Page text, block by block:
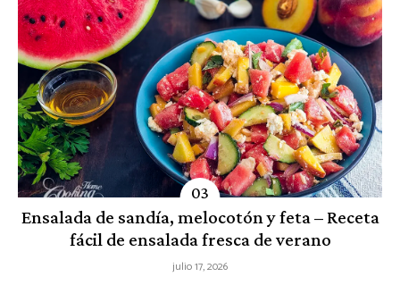
Ensalada de sandía, melocotón y feta – Receta
fácil de ensalada fresca de verano
julio 17, 2026